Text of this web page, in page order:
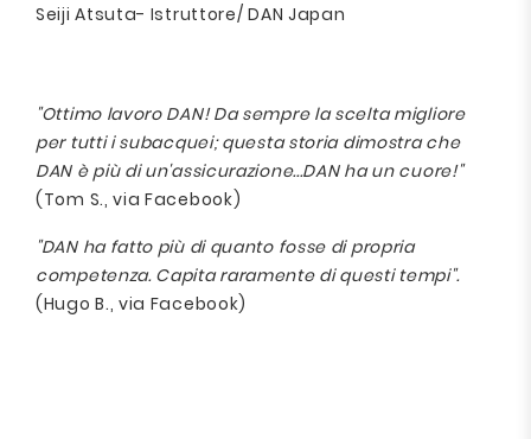
Seiji Atsuta- Istruttore/ DAN Japan
"Ottimo lavoro DAN! Da sempre la scelta migliore
per tutti i subacquei; questa storia dimostra che
DAN è più di un'assicurazione...DAN ha un cuore!"
(Tom S., via Facebook)
"DAN ha fatto più di quanto fosse di propria
competenza. Capita raramente di questi tempi".
(Hugo B., via Facebook)